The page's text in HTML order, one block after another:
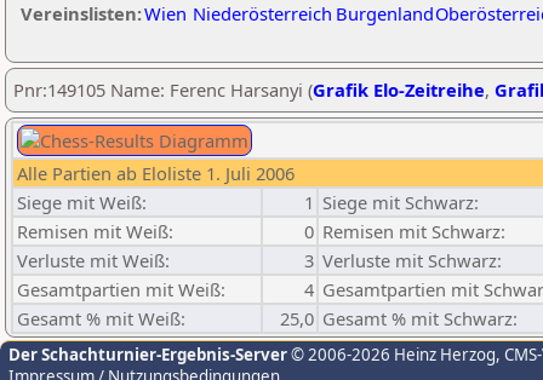
Vereinslisten:Wien Niederösterreich Burgenland
Pnr:149105 Name: Ferenc Harsanyi (Grafik Elo-Zeitreihe,
Alle Partien ab Eloliste 1. Juli 2006
Siege mit Weiß:
1 Siege mit Schwarz:
Remisen mit Weiß:
0 Remisen mit Schwarz:
Verluste mit Weiß:
3 Verluste mit Schwarz:
Gesamtpartien mit Weiß:
4 Gesamtpartien mit
Gesamt % mit Weiß:
25,0 Gesamt % mit Schwarz:
Der Schachturnier-Ergebnis-Server© 2006-2026 Heinz Herzog,